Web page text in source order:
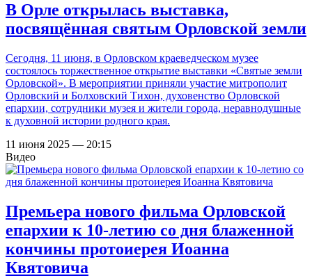
В Орле открылась выставка,
посвящённая святым Орловской земли
Сегодня, 11 июня, в Орловском краеведческом музее
состоялось торжественное открытие выставки «Святые земли
Орловской». В мероприятии приняли участие митрополит
Орловский и Болховский Тихон, духовенство Орловской
епархии, сотрудники музея и жители города, неравнодушные
к духовной истории родного края.
11 июня 2025 — 20:15
Видео
Премьера нового фильма Орловской
епархии к 10-летию со дня блаженной
кончины протоиерея Иоанна
Квятовича